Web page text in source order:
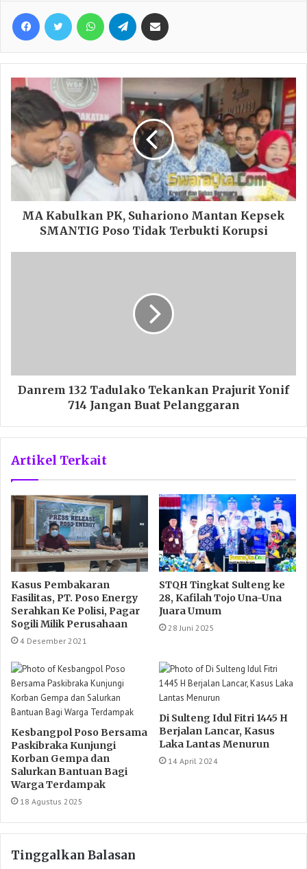
Facebook Twitter WhatsApp Telegram
MA Kabulkan PK, Suhariono Mantan Kepsek
SMANTIG Poso Tidak Terbukti Korupsi
Danrem 132 Tadulako Tekankan Prajurit Yonif
714 Jangan Buat Pelanggaran
Artikel Terkait
Kasus Pembakaran
Fasilitas, PT. Poso Energy
Serahkan Ke Polisi, Pagar
Sogili Milik Perusahaan
4 Desember 2021
STQH Tingkat Sulteng ke
28, Kafilah Tojo Una-Una
Juara Umum
28 Juni 2025
Kesbangpol Poso Bersama
Paskibraka Kunjungi
Korban Gempa dan
Salurkan Bantuan Bagi
Warga Terdampak
18 Agustus 2025
Di Sulteng Idul Fitri 1445 H
Berjalan Lancar, Kasus
Laka Lantas Menurun
14 April 2024
Tinggalkan Balasan